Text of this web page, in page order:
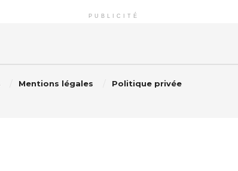
PUBLICITÉ
Mentions légales Politique privée